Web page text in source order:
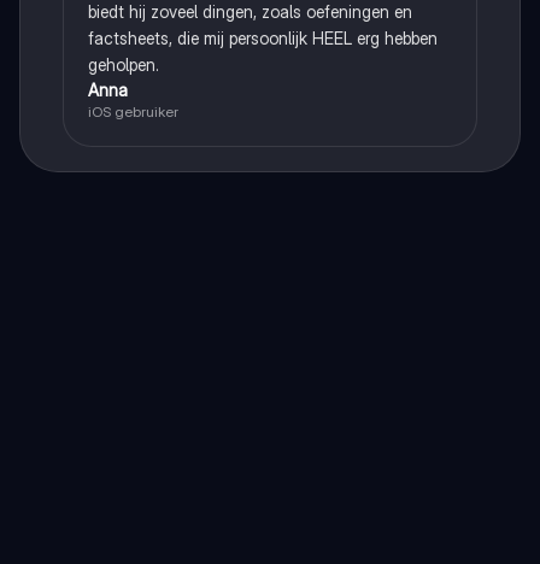
biedt hij zoveel dingen, zoals oefeningen en
factsheets, die mij persoonlijk HEEL erg hebben
geholpen.
Anna
iOS gebruiker